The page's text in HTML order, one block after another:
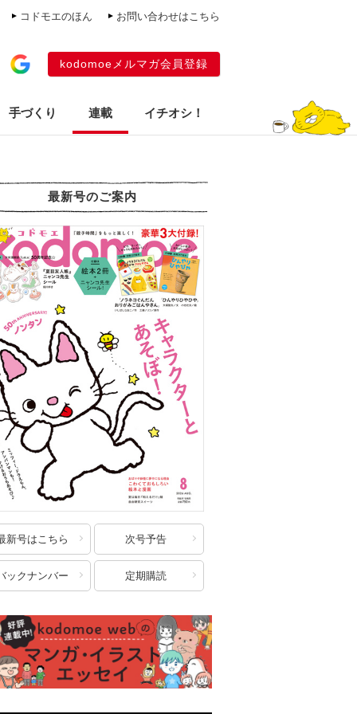
コドモエのほん お問い合わせはこちら
kodomoeメルマガ会員登録
手づくり 連載 イチオシ！
最新号のご案内
新号はこちら 次号予告
ックナンバー 定期購読